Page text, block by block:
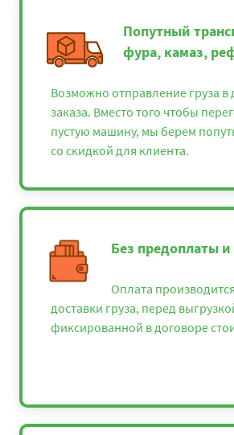
Попутный
фура, камаз,
Возможно отправление груза в
заказа. Вместо того чтобы
пустую машину, мы берем
со скидкой для клиента.
Без предоплаты и
Оплата
доставки груза, перед
фиксированной в договоре